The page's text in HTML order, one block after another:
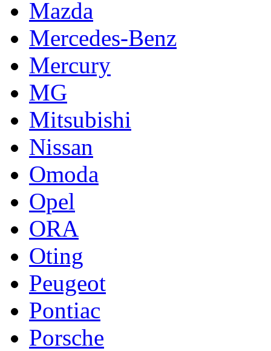
Mazda
Mercedes-Benz
Mercury
MG
Mitsubishi
Nissan
Omoda
Opel
ORA
Oting
Peugeot
Pontiac
Porsche